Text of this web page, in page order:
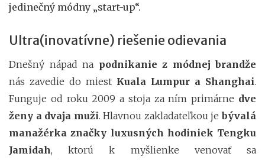
jedinečný módny „start-up“.
Ultra(inovatívne) riešenie odievania
Dnešný nápad na podnikanie z módnej brandže
nás zavedie do miest Kuala Lumpur a Shanghai.
Funguje od roku 2009 a stoja za ním primárne dve
ženy a dvaja muži. Hlavnou zakladateľkou jebývalá
manažérka značky luxusných hodiniek Tengku
Jamidah, ktorú k myšlienke venovať sa